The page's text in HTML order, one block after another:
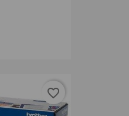
favorite_border